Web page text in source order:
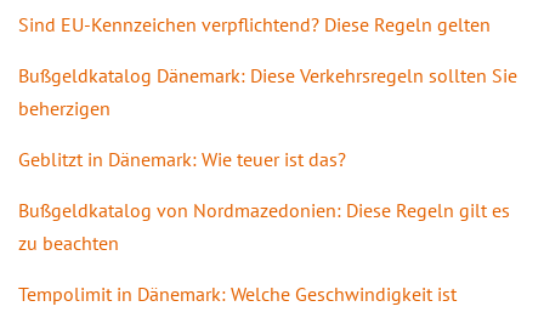
Sind EU-Kennzeichen verpflichtend? Diese Regeln gelten
Bußgeldkatalog Dänemark: Diese Verkehrsregeln sollten Sie
beherzigen
Geblitzt in Dänemark: Wie teuer ist das?
Bußgeldkatalog von Nordmazedonien: Diese Regeln gilt es
zu beachten
Tempolimit in Dänemark: Welche Geschwindigkeit ist